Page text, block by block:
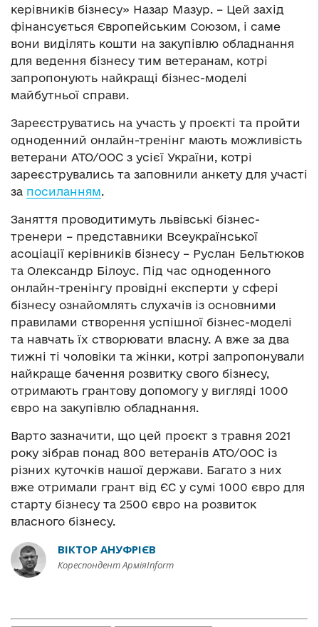
керівників бізнесу» Назар Мазур. – Цей захід
фінансується Європейським Союзом, і саме
вони виділять кошти на закупівлю обладнання
для ведення бізнесу тим ветеранам, котрі
запропонують найкращі бізнес-моделі
майбутньої справи.
Зареєструватись на участь у проєкті та пройти
одноденний онлайн-тренінг мають можливість
ветерани АТО/ООС з усієї України, котрі
зареєструвались та заповнили анкету для участі
за посиланням.
Заняття проводитимуть львівські бізнес-
тренери – представники Всеукраїнської
асоціації керівників бізнесу – Руслан Бельтюков
та Олександр Білоус. Під час одноденного
онлайн-тренінгу провідні експерти у сфері
бізнесу ознайомлять слухачів із основними
правилами створення успішної бізнес-моделі
та навчать їх створювати власну. А вже за два
тижні ті чоловіки та жінки, котрі запропонували
найкраще бачення розвитку свого бізнесу,
отримають грантову допомогу у вигляді 1000
євро на закупівлю обладнання.
Варто зазначити, що цей проєкт з травня 2021
року зібрав понад 800 ветеранів АТО/ООС із
різних куточків нашої держави. Багато з них
вже отримали грант від ЄС у сумі 1000 євро для
старту бізнесу та 2500 євро на розвиток
власного бізнесу.
ВІКТОР АНУФРІЄВ
Кореспондент АрміяInform